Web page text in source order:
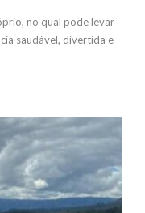
no qual pode levar
saudável, divertida e